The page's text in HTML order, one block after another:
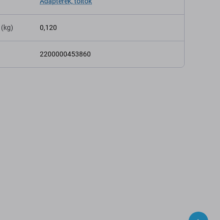
0,120
2200000453860